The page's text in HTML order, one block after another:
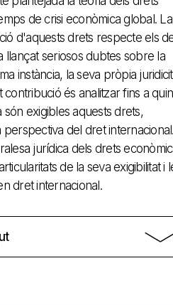
de crisi econòmica global. La
d'aquests drets respecte els
llançat seriosos dubtes sobre la
instància, la seva pròpia
és analitzar fins a quin
exigibles aquests drets,
del dret
jurídica dels drets
de la seva exigibilitat i
dret internacional.